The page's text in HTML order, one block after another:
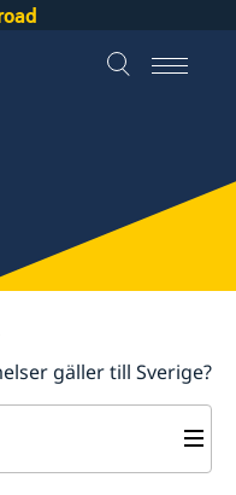
gäller till Sverige?